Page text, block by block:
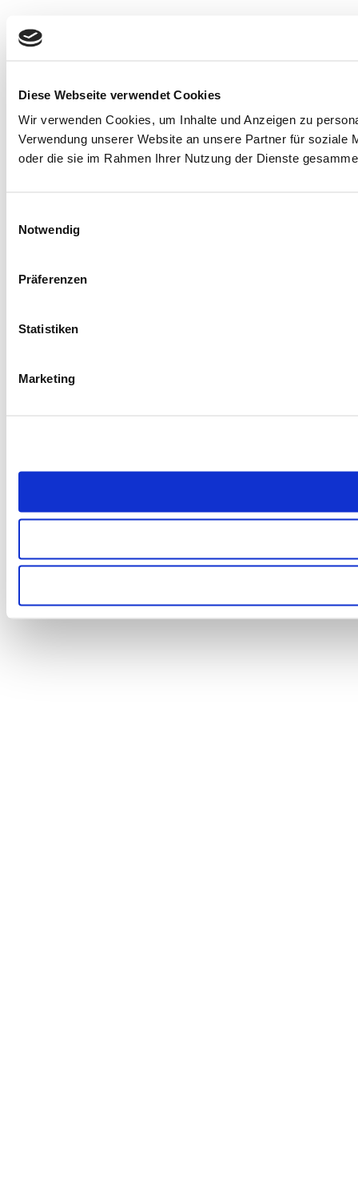
Diese Webseite verwendet Cookies
Wir verwenden Cookies, um Inhalte und Anzeigen zu
Verwendung unserer Website an unsere Partner für soziale
oder die sie im Rahmen Ihrer Nutzung der Dienste
Notwendig
Präferenzen
Statistiken
Marketing